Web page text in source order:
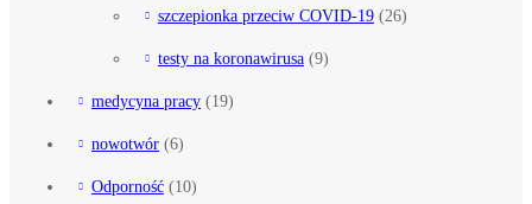
szczepionka przeciw COVID-19 (26)
testy na koronawirusa (9)
medycyna pracy (19)
nowotwór (6)
Odporność (10)